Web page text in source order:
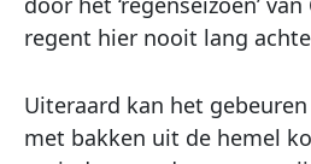
regent hier nooit lang
Uiteraard kan het
met bakken uit de hemel